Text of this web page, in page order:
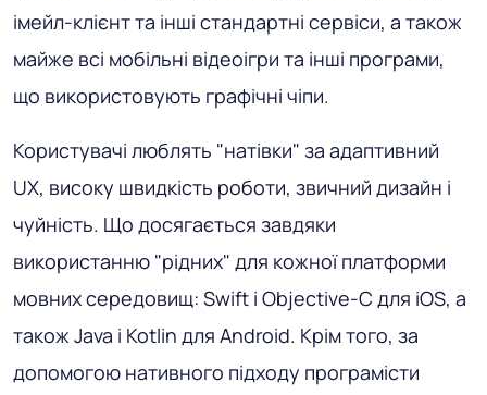
імейл-клієнт та інші стандартні сервіси, а також
майже всі мобільні відеоігри та інші програми,
що використовують графічні чіпи.
Користувачі люблять "натівки" за адаптивний
UX, високу швидкість роботи, звичний дизайн і
чуйність. Що досягається завдяки
використанню "рідних" для кожної платформи
мовних середовищ: Swift і Objective-C для iOS, а
також Java і Kotlin для Android. Крім того, за
допомогою нативного підходу програмісти